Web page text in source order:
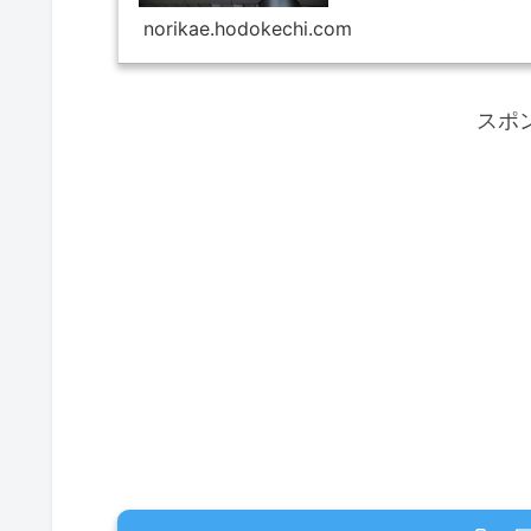
norikae.hodokechi.com
スポ